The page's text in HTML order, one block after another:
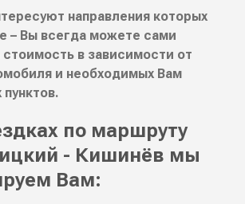
направления которых
– Вы всегда можете сами
стоимость в зависимости от
и необходимых Вам
по маршруту
- Кишинёв мы
Вам: